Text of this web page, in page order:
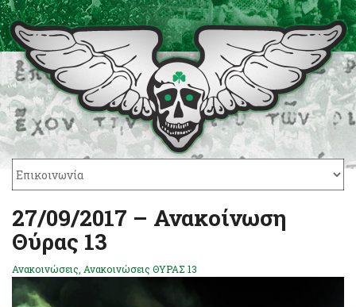
27/09/2017 – Ανακοίνωση
Θύρας 13
Ανακοινώσεις Ανακοινώσεις ΘΥΡΑΣ 13